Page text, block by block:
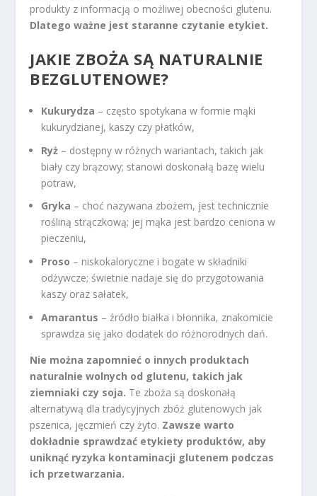
produkty z informacją o możliwej obecności glutenu.
Dlatego ważne jest staranne czytanie etykiet.
JAKIE ZBOŻA SĄ NATURALNIE
BEZGLUTENOWE?
Kukurydza – często spotykana w formie mąki
kukurydzianej, kaszy czy płatków,
Ryż – dostępny w różnych wariantach, takich jak
biały czy brązowy; stanowi doskonałą bazę wielu
potraw,
Gryka – choć nazywana zbożem, jest technicznie
rośliną strączkową; jej mąka jest bardzo ceniona w
pieczeniu,
Proso – niskokaloryczne i bogate w składniki
odżywcze; świetnie nadaje się do przygotowania
kaszy oraz sałatek,
Amarantus – źródło białka i błonnika, znakomicie
sprawdza się jako dodatek do różnorodnych dań.
Nie można zapomnieć o innych produktach
naturalnie wolnych od glutenu, takich jak
ziemniaki czy soja. Te zboża są doskonałą
alternatywą dla tradycyjnych zbóż glutenowych jak
pszenica, jęczmień czy żyto. Zawsze warto
dokładnie sprawdzać etykiety produktów, aby
uniknąć ryzyka kontaminacji glutenem podczas
ich przetwarzania.